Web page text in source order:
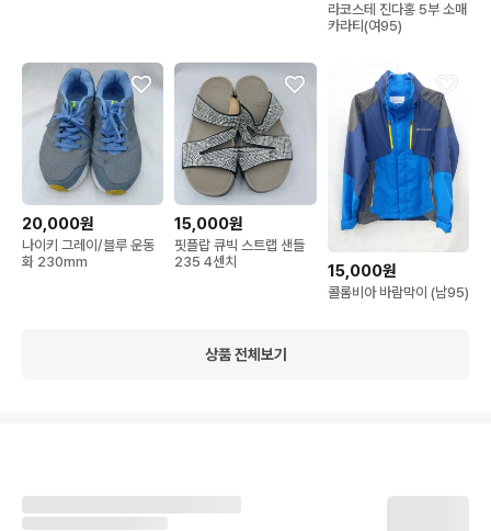
라코스테 진다홍 5부 소매
카라티(여95)
20,000원
나이키 그레이/블루 운동
화 230mm
15,000원
핏플랍 큐빅 스트랩 샌들
235 4센치
15,000원
콜롬비아 바람막이 (남95)
상품 전체보기